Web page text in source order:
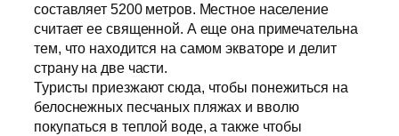
составляет 5200 метров. Местное население
считает ее священной. А еще она примечательна
тем, что находится на самом экваторе и делит
страну на две части.
Туристы приезжают сюда, чтобы понежиться на
белоснежных песчаных пляжах и вволю
покупаться в теплой воде, а также чтобы